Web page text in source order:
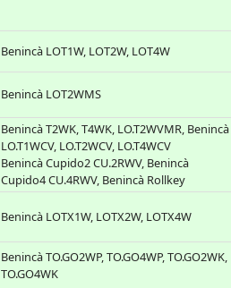
Benincà LOT1W, LOT2W, LOT4W
Benincà LOT2WMS
Benincà T2WK, T4WK, LO.T2WVMR, Benincà
LO.T1WCV, LO.T2WCV, LO.T4WCV
Benincà Cupido2 CU.2RWV, Benincà
Cupido4 CU.4RWV, Benincà Rollkey
Benincà LOTX1W, LOTX2W, LOTX4W
Benincà TO.GO2WP, TO.GO4WP, TO.GO2WK,
TO.GO4WK